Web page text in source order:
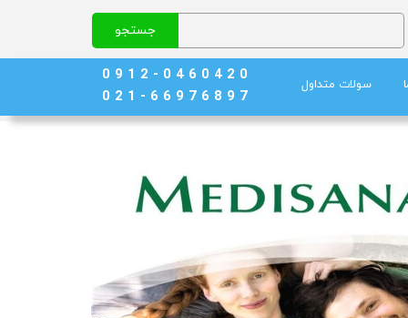
جستجو
سولات متداول
0 9 1 2 - 0 4 6 0 4 2 0
0 2 1 - 6 6 9 7 6 8 9 7